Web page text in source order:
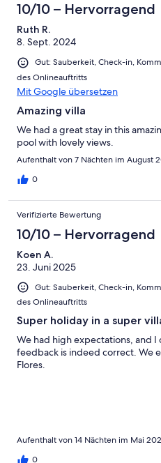
10/10 – Hervorragend
Ruth R.
8. Sept. 2024
Gut: Sauberkeit, Check-in,
des Onlineauftritts
Mit Google übersetzen
Amazing villa
We had a great stay in this
pool with lovely views.
Aufenthalt von 7 Nächten im August
0
Verifizierte Bewertung
10/10 – Hervorragend
Koen A.
23. Juni 2025
Gut: Sauberkeit, Check-in,
des Onlineauftritts
Super holiday in a super
We had high expectations, and
feedback is indeed correct. We
Flores.
Aufenthalt von 14 Nächten im Mai
0